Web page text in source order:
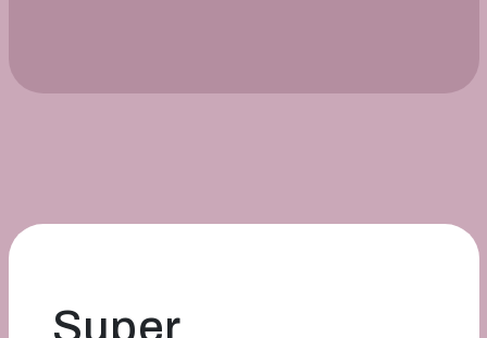
Super